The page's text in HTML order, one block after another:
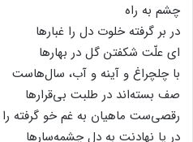
چشم‌ به ‌راه
در بر گرفته خلوت دل را غبارها
ای علّت شکفتن گل در بهارها
با چلچراغ و آینه و آب، سال‌هاست
صف بسته‌اند در طلبت بی‌قرارها
رقصی‌ست ماهیان به غم خو گرفته‌ را
در پا نهادنت به دل چشمه‌سارها